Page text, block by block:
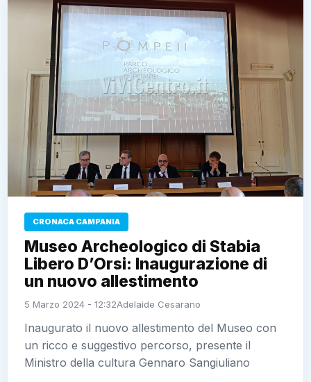
CRONACA CAMPANIA
Museo Archeologico di Stabia
Libero D’Orsi: Inaugurazione di
un nuovo allestimento
5 Marzo 2024 - 12:32Adelaide Cesarano
Inaugurato il nuovo allestimento del Museo con
un ricco e suggestivo percorso, presente il
Ministro della cultura Gennaro Sangiuliano